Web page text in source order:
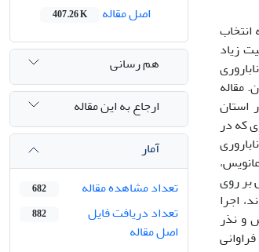
زیاد
مقاله
استان
که در
درمان ناباروری
بر روی
اجرا
زیارت اماکن مقدس و نذر
نیز هر کدام (2%) کمترین فراوانی
اصل مقاله
407.26 K
هم رسانی
ارجاع به این مقاله
آمار
تعداد مشاهده مقاله
682
تعداد دریافت فایل
اصل مقاله
882